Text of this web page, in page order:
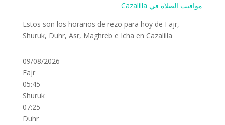
Cazalilla مواقيت الصلاة في
Estos son los horarios de rezo para hoy de Fajr,
Shuruk, Duhr, Asr, Maghreb e Icha en Cazalilla
09/08/2026
Fajr
05:45
Shuruk
07:25
Duhr